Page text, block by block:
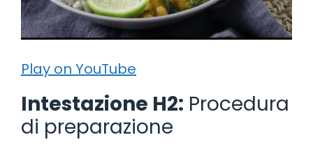
Play on YouTube
Intestazione H2: Procedura
di preparazione